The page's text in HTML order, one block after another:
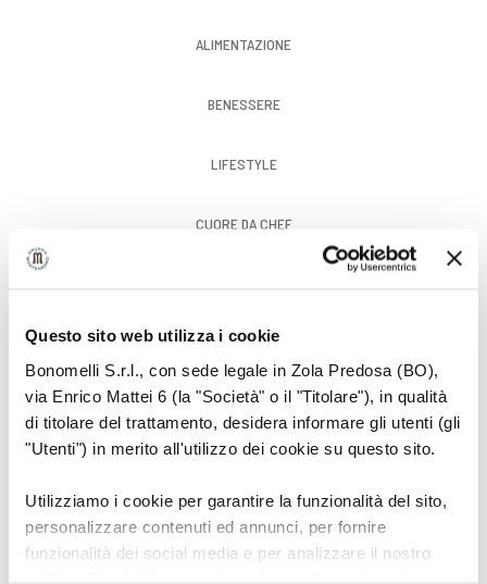
Questo sito web utilizza i cookie
Bonomelli S.r.l., con sede legale in Zola Predosa (BO),
via Enrico Mattei 6 (la "Società" o il "Titolare"), in qualità
di titolare del trattamento, desidera informare gli utenti (gli
"Utenti") in merito all'utilizzo dei cookie su questo sito.
Utilizziamo i cookie per garantire la funzionalità del sito,
personalizzare contenuti ed annunci, per fornire
funzionalità dei social media e per analizzare il nostro
ALIMENTAZIONE
BENESSERE
LIFESTYLE
CUORE DA CHEF